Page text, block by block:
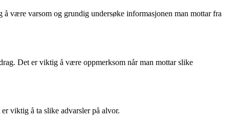
være varsom og grundig undersøke informasjonen man mottar fra
Det er viktig å være oppmerksom når man mottar slike
viktig å ta slike advarsler på alvor.